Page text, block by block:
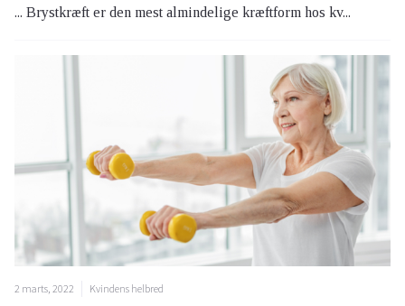
... Brystkræft er den mest almindelige kræftform hos kv...
2 marts, 2022 Kvindens helbred